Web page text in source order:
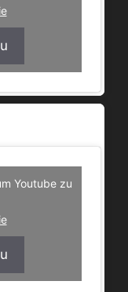
Youtube zu